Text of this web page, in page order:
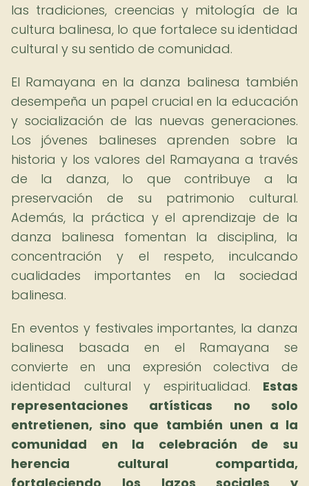
las tradiciones, creencias y mitología de la
cultura balinesa, lo que fortalece su identidad
cultural y su sentido de comunidad.
El Ramayana en la danza balinesa también
desempeña un papel crucial en la educación
y socialización de las nuevas generaciones.
Los jóvenes balineses aprenden sobre la
historia y los valores del Ramayana a través
de la danza, lo que contribuye a la
preservación de su patrimonio cultural.
Además, la práctica y el aprendizaje de la
danza balinesa fomentan la disciplina, la
concentración y el respeto, inculcando
cualidades importantes en la sociedad
balinesa.
En eventos y festivales importantes, la danza
balinesa basada en el Ramayana se
convierte en una expresión colectiva de
identidad cultural y espiritualidad. Estas
representaciones artísticas no solo
entretienen, sino que también unen a la
comunidad en la celebración de su
herencia cultural compartida,